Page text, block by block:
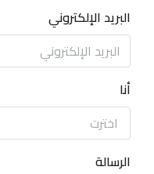
البريد الإلكتروني
أنا
اخترت
الرسالة